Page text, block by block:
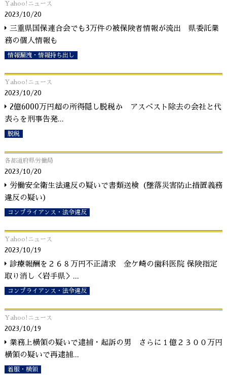
Yahoo!ニュース
2023/10/20
三重県国保連合会でも3万件の被保険者情報が流出 県委託業
務の個人情報も
情報漏洩・情報持ち出し
Yahoo!ニュース
2023/10/20
2億6000万円超の所得隠し脱税か アスベスト除去の会社と代
表らを刑事告発...
脱税
各都道府県労働局
2023/10/20
労働安全衛生法違反の疑いで書類送検（墜落災害防止措置義務
違反の疑い）
コンプライアンス・法令違反
Yahoo!ニュース
2023/10/19
診療報酬を２６８万円不正請求 金ケ崎の歯科医院 保険指定
取り消し＜岩手県＞ ...
コンプライアンス・法令違反
Yahoo!ニュース
2023/10/19
業務上横領の疑いで逮捕・起訴の男 さらに１億２３００万円
横領の疑いで再逮捕...
着服・横領